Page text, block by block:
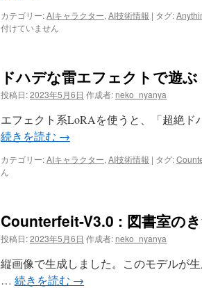
カテゴリー:AIキャラクター, AI技術情報 | タグ:
付けていません
ドハデな雷エフェクトで遊ぶ
投稿日:2023年5月6日 作成者: neko_nyanya
エフェクト系LoRAを使うと、「超絶
続きを読む →
カテゴリー:AIキャラクター, AI技術情報 | タグ:
ん
Counterfeit-V3.0 : 図書室の
投稿日:2023年5月6日 作成者: neko_nyanya
縦画像で生成しました。このモデルが
… 続きを読む →